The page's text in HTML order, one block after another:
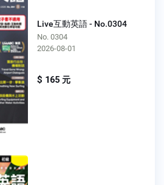
Live互動英語 - No.0304
No. 0304
2026-08-01
$ 165 元